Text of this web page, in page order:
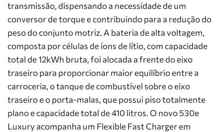
transmissão, dispensando a necessidade de um
conversor de torque e contribuindo para a redução do
peso do conjunto motriz. A bateria de alta voltagem,
composta por células de íons de lítio, com capacidade
total de 12kWh bruta, foi alocada a frente do eixo
traseiro para proporcionar maior equilíbrio entre a
carroceria, o tanque de combustível sobre o eixo
traseiro e o porta-malas, que possui piso totalmente
plano e capacidade total de 410 litros. O novo 530e
Luxury acompanha um Flexible Fast Charger em